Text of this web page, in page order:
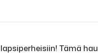
Tämä